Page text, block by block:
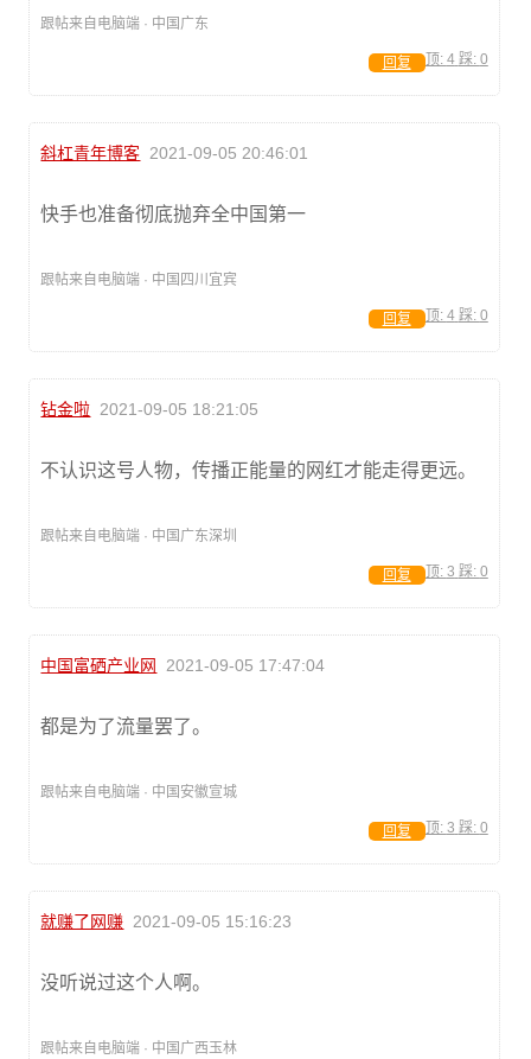
跟帖来自电脑端 · 中国广东
顶: 4 踩: 0
回复
斜杠青年博客 2021-09-05 20:46:01
快手也准备彻底抛弃全中国第一
跟帖来自电脑端 · 中国四川宜宾
顶: 4 踩: 0
回复
钻金啦 2021-09-05 18:21:05
不认识这号人物，传播正能量的网红才能走得更远。
跟帖来自电脑端 · 中国广东深圳
顶: 3 踩: 0
回复
中国富硒产业网 2021-09-05 17:47:04
都是为了流量罢了。
跟帖来自电脑端 · 中国安徽宣城
顶: 3 踩: 0
回复
就赚了网赚 2021-09-05 15:16:23
没听说过这个人啊。
跟帖来自电脑端 · 中国广西玉林